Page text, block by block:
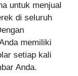
untuk menjual
di seluruh
memiliki
setiap kali
Anda.